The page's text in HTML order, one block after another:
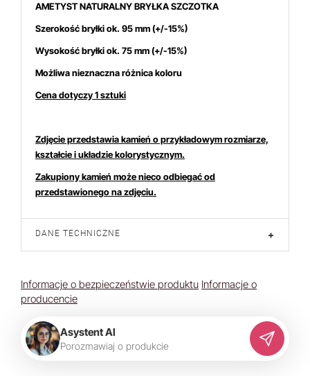
AMETYST NATURALNY BRYŁKA SZCZOTKA
Szerokość bryłki ok. 95 mm(+/-15%)
Wysokość bryłki ok. 75 mm (+/-15%)
Możliwa nieznaczna różnica koloru
Cena dotyczy 1 sztuki
Zdjęcie przedstawia kamień o przykładowym rozmiarze,
kształcie i układzie kolorystycznym.
Zakupiony kamień może nieco odbiegać od
przedstawionego na zdjęciu.
DANE TECHNICZNE +
Informacje o bezpieczeństwie produktu Informacje o
producencie
Asystent AI
Porozmawiaj o produkcie